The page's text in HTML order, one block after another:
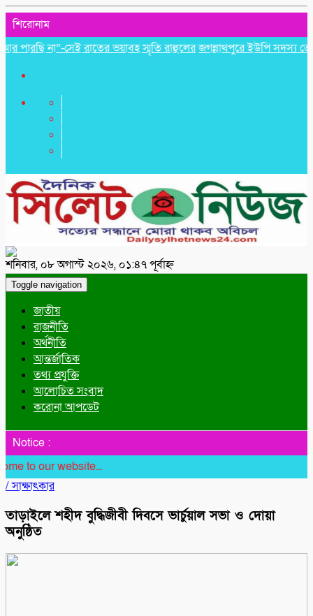
শিরোনাম
না”-সেই রাতের ভয়াবহ স্মৃতি রাহুলেরজগন্নাথপুরে ইউপি সদস্য তেরা
শনিবার, ০৮ অগাস্ট ২০২৬, ০১:৪৭ পূর্বাহ্ন
Toggle navigation
জাতীয়
রাজনীতি
অর্থনীতি
আন্তর্জাতিক
তথ্য প্রযুক্তি
আলোচিত সংবাদ
করোনা আপডেট
Notice :
our website...
/সাক্ষাৎকার
তাড়াইলে শহীদ বুদ্ধিজীবী দিবসে ভার্চুয়াল সভা ও দোয়া
অনুষ্ঠিত